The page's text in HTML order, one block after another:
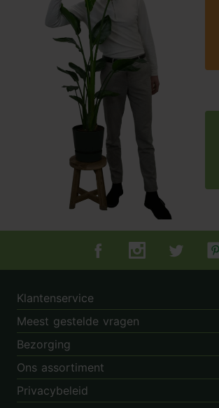
Tuincentrum.nl op
Tuincentrum.nl op
Klantenservice
Meest gestelde vragen
Bezorging
Ons assortiment
Privacybeleid